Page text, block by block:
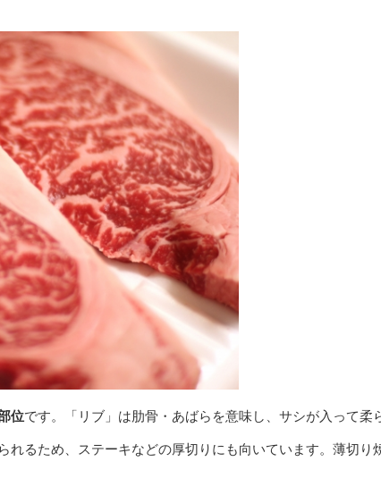
位です。「リブ」は肋骨・あばらを意味し、サシが入って柔
れるため、ステーキなどの厚切りにも向いています。薄切